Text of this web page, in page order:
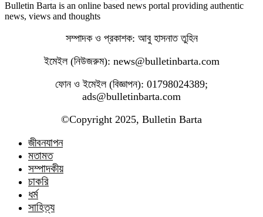
Bulletin Barta is an online based news portal providing authentic
news, views and thoughts
সম্পাদক ও প্রকাশক: আবু হাসনাত তুহিন
ইমেইল (নিউজরুম): news@bulletinbarta.com
ফোন ও ইমেইল (বিজ্ঞাপন): 01798024389;
ads@bulletinbarta.com
©️Copyright 2025, Bulletin Barta
জীবনযাপন
মতামত
সম্পাদকীয়
চাকরি
ধর্ম
সাহিত্য